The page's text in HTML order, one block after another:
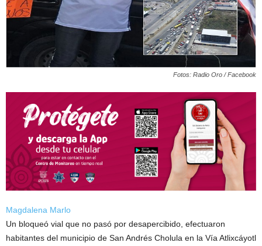
Fotos: Radio Oro / Facebook
Magdalena Marlo
Un bloqueó vial que no pasó por desapercibido, efectuaron
habitantes del municipio de San Andrés Cholula en la Vía Atlixcáyotl